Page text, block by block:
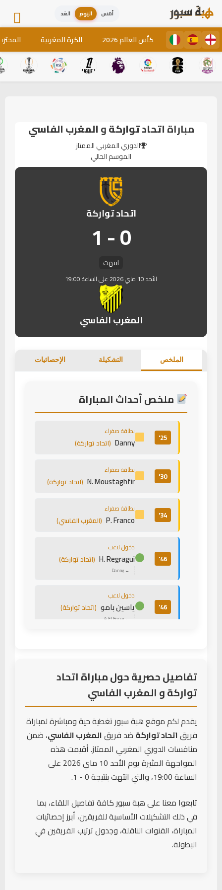
أمس اليوم الغد
كأس العالم 2026 الكرة المغربية
مباراةاتحاد تواركةوالمغرب الفاسي
الدوري المغربي الممتاز
الموسم الحالي
اتحاد تواركة
0 - 1
انتهت
الأحد 10 ماي 2026 على الساعة 19:00
المغرب الفاسي
الملخص التشكيلة الإحصائيات
ملخص أحداث المباراة
25'
بطاقة صفراء
Danny (اتحاد تواركة)
30'
بطاقة صفراء
N. Moustaghfir (اتحاد تواركة)
34'
بطاقة صفراء
P. Franco (المغرب الفاسي)
46'
دخول لاعب
H. Regragui (اتحاد تواركة)
← Danny
46'
دخول لاعب
ياسين بامو (اتحاد تواركة)
← A. El Forsy
67'
بطاقة صفراء
K. Konan (اتحاد تواركة)
68'
هدف
H. Ait Allah (المغرب الفاسي)
← M. Ouhrou
دخول لاعب
← N. Moustaghfir
72'
بطاقة صفراء
Kevin Yamga (المغرب الفاسي)
تفاصيل حصرية حول مباراة اتحاد
تواركة و المغرب الفاسي
يقدم لكم موقع هبة سبور تغطية حية ومباشرة لمباراة
فريقاتحاد تواركة ضد فريقالمغرب الفاسي، ضمن
منافسات الدوري المغربي الممتاز. أقيمت هذه
المواجهة المثيرة يوم الأحد 10 ماي 2026 على
الساعة 19:00، والتي انتهت بنتيجة 0 - 1.
تابعوا معنا على هبة سبور كافة تفاصيل اللقاء، بما
في ذلك التشكيلات الأساسية للفريقين، أبرز إحصائيات
المباراة، القنوات الناقلة، وجدول ترتيب الفريقين في
البطولة.